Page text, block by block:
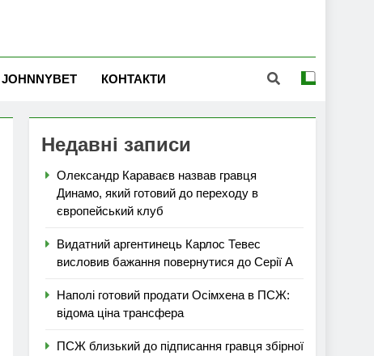
JOHNNYBET КОНТАКТИ
Недавні записи
Олександр Караваєв назвав гравця
Динамо, який готовий до переходу в
європейський клуб
Видатний аргентинець Карлос Тевес
висловив бажання повернутися до Серії А
Наполі готовий продати Осімхена в ПСЖ:
відома ціна трансфера
ПСЖ близький до підписання гравця збірної